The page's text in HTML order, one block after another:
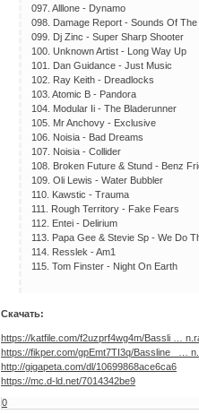
097. Alllone - Dynamo
098. Damage Report - Sounds Of
099. Dj Zinc - Super Sharp Shooter
100. Unknown Artist - Long Way Up
101. Dan Guidance - Just Music
102. Ray Keith - Dreadlocks
103. Atomic B - Pandora
104. Modular Ii - The Bladerunner
105. Mr Anchovy - Exclusive
106. Noisia - Bad Dreams
107. Noisia - Collider
108. Broken Future & Stund - Benz
109. Oli Lewis - Water Bubbler
110. Kawstic - Trauma
111. Rough Territory - Fake Fears
112. Entei - Delirium
113. Papa Gee & Stevie Sp - We Do
114. Resslek - Am1
115. Tom Finster - Night On Earth
Скачать:
https://katfile.com/f2uzprf4wg4m/Bassli …
https://fikper.com/gpEmt7TI3q/Bassline_ …
http://gigapeta.com/dl/10699868ace6ca6
https://mc.d-ld.net/7014342be9
0